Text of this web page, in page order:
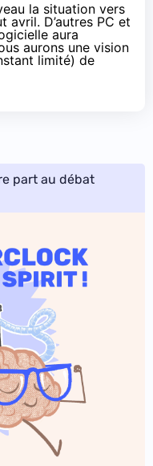
la situation vers
avril. D’autres PC et
aura
aurons une vision
limité) de
part au débat